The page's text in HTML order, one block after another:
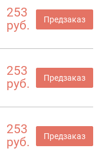
253
руб.
Предзаказ
253
руб.
Предзаказ
253
руб.
Предзаказ